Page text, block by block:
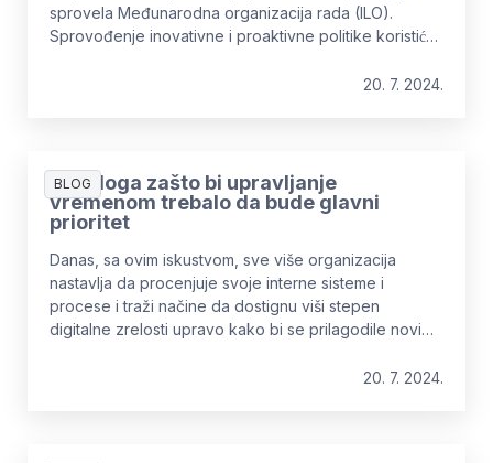
sprovela Međunarodna organizacija rada (ILO).
Sprovođenje inovativne i proaktivne politike koristiće i
20. 7. 2024.
BLOG
4 razloga zašto bi upravljanje
vremenom trebalo da bude glavni
prioritet
Danas, sa ovim iskustvom, sve više organizacija
nastavlja da procenjuje svoje interne sisteme i
procese i traži načine da dostignu viši stepen
digitalne zrelosti upravo kako bi se prilagodile novim
20. 7. 2024.